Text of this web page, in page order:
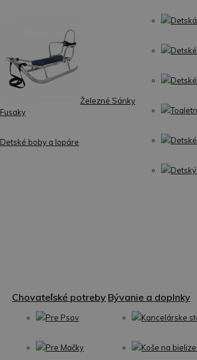
Železné Sánky
Fusaky
Detské boby a lopáre
Chovateľské potreby
Pre Psov
Pre Mačky
Bývanie a doplnky
Kancelárske
Koše na